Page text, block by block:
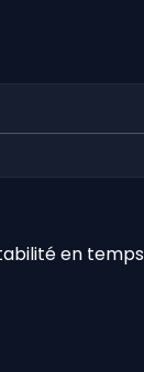
en temps